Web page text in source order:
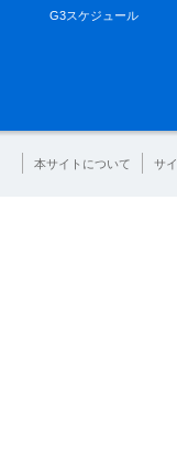
G3スケジュール
本サイトについて サ